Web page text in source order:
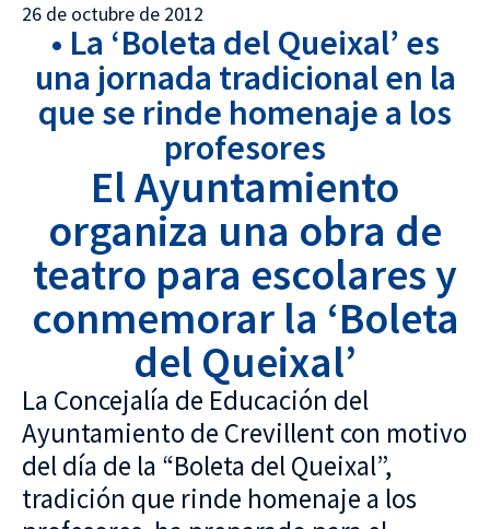
26 de octubre de 2012
• La ‘Boleta del Queixal’ es
una jornada tradicional en la
que se rinde homenaje a los
profesores
El Ayuntamiento
organiza una obra de
teatro para escolares y
conmemorar la ‘Boleta
del Queixal’
La Concejalía de Educación del
Ayuntamiento de Crevillent con motivo
del día de la “Boleta del Queixal”,
tradición que rinde homenaje a los